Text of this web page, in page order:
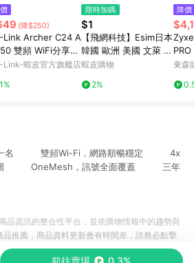
(降$250)
Link Archer C24 A
雙頻 WiFi分享器
網路 路由器 精緻
Link-蝦皮官方旗艦店
1%
限時加碼
$1
【飛網科技】Esim日本
韓國 歐洲 美國 文萊 中
國 香港 澳門 泰國 孟加
費、充值、延期
蝦皮購物
2%
降價
a雲
東森
第一名 雙頻Wi-Fi，網路順暢穩定 4x
範圍 OneMesh，訊號全面覆蓋 三年
前往賣場 0.3%
品資訊的整合性平台，並依購物情報中的趨勢與
推薦，商品資料更新會有時間差，請務必點擊
現售價與購物條件，一切資訊以合作廠商網頁為